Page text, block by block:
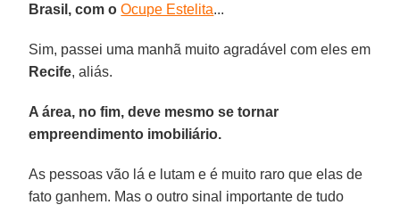
Brasil, com oOcupe Estelita...
Sim, passei uma manhã muito agradável com eles em
Recife, aliás.
A área, no fim, deve mesmo se tornar
empreendimento imobiliário.
As pessoas vão lá e lutam e é muito raro que elas de
fato ganhem. Mas o outro sinal importante de tudo